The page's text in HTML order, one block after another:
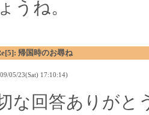
うね。
帰国時のお尋ね
05/23(Sat) 17:10:14)
な回答ありがと